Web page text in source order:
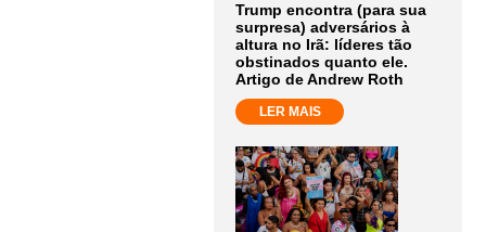
Trump encontra (para sua
surpresa) adversários à
altura no Irã: líderes tão
obstinados quanto ele.
Artigo de Andrew Roth
LER MAIS